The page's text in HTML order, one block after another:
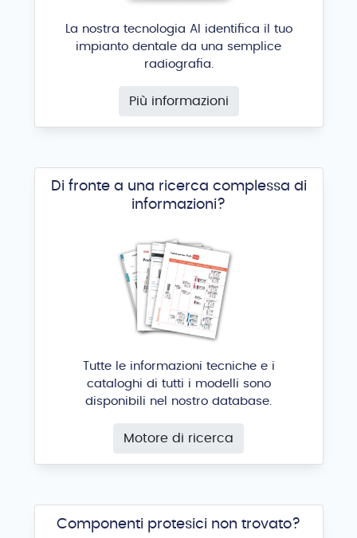
OsseoSpeed Profile EV (Astra Tech)
La nostra tecnologia AI identifica il tuo
impianto dentale da una semplice
radiografia.
Più informazioni
Di fronte a una ricerca complessa di
informazioni?
Tutte le informazioni tecniche e i
cataloghi di tutti i modelli sono
disponibili nel nostro database.
Motore di ricerca
Componenti protesici non trovato?